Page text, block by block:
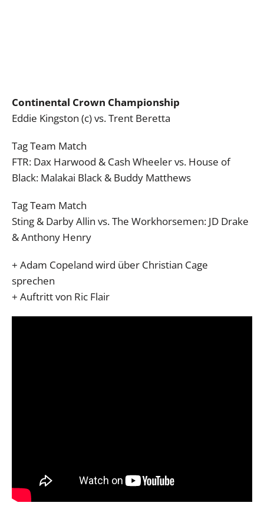
Continental Crown Championship
Eddie Kingston (c) vs. Trent Beretta
Tag Team Match
FTR: Dax Harwood & Cash Wheeler vs. House of
Black: Malakai Black & Buddy Matthews
Tag Team Match
Sting & Darby Allin vs. The Workhorsemen: JD Drake
& Anthony Henry
+ Adam Copeland wird über Christian Cage
sprechen
+ Auftritt von Ric Flair